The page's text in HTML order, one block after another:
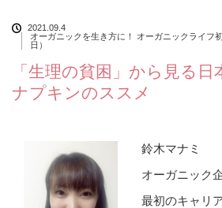
2021.09.4
オーガニックを生き方に！ オーガニックライフ
日）
「生理の貧困」から見る
ナプキンのススメ
鈴木マナミ
オーガニック
最初のキャリ